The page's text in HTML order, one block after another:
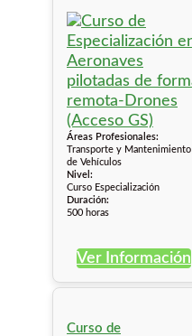
Áreas Profesionales:
Transporte y Mantenimiento
de Vehículos
Nivel:
Curso Especialización
Duración:
500 horas
Ver Información
Curso de